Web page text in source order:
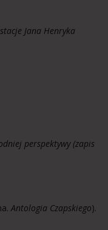
Jana Henryka
perspektywy (zapis
Antologia Czapskiego).